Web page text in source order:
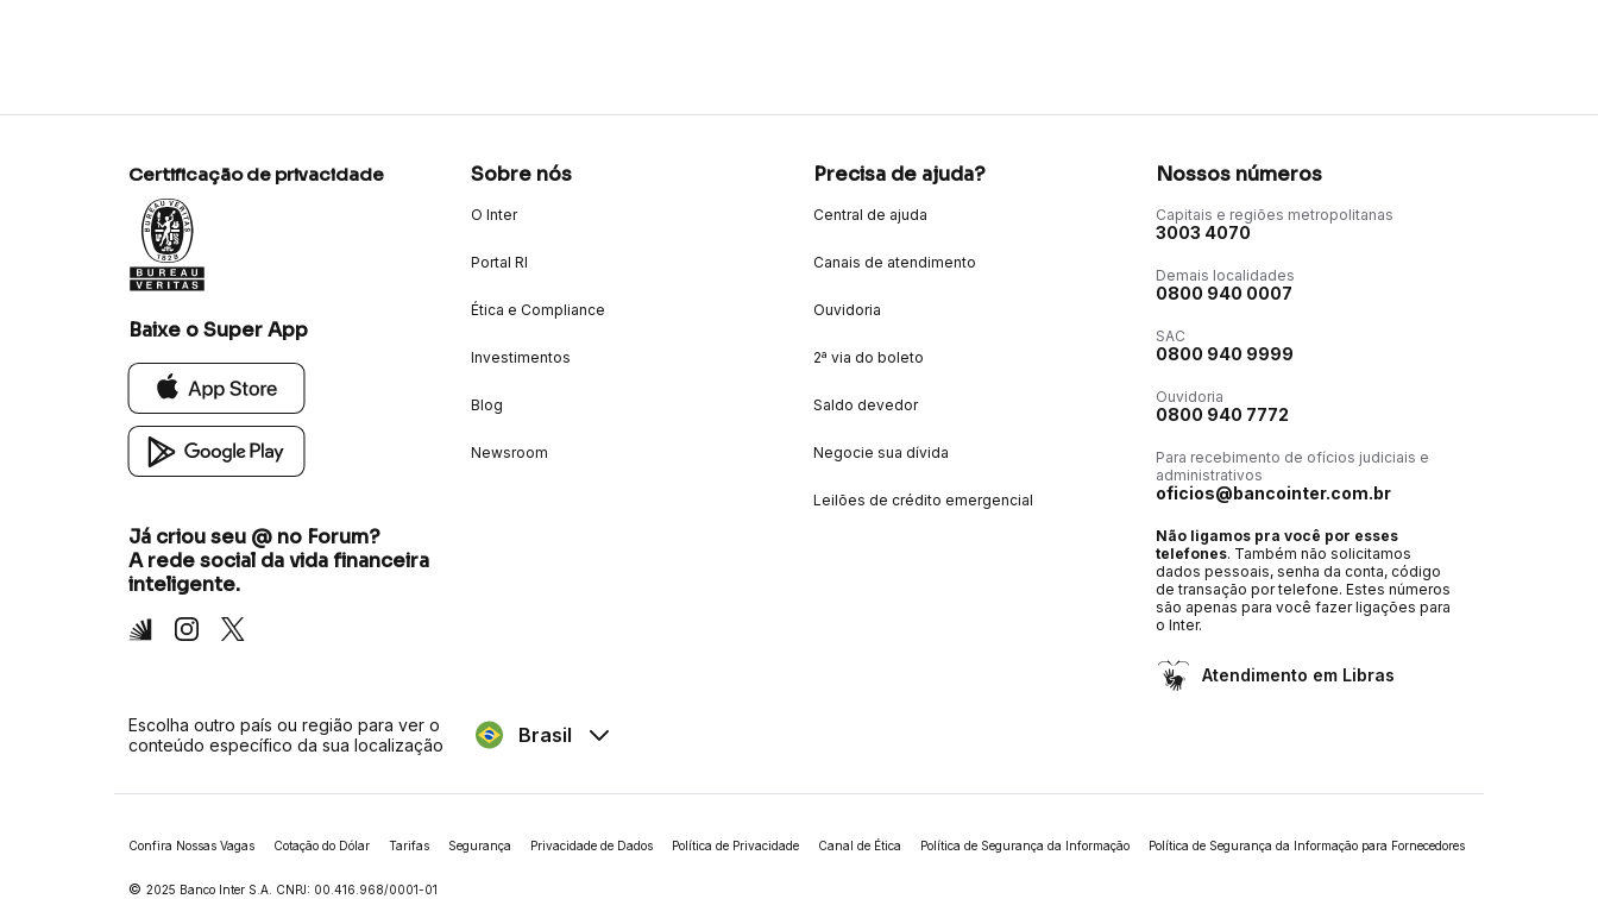
Certificação de privacidade
Baixe o Super App
Já criou seu @ no Forum?
A rede social da vida financeira
inteligente.
Inter Instagram
X
Sobre nós
O Inter
Portal RI
Ética e Compliance
Investimentos
Blog
Newsroom
Precisa de ajuda?
Central de ajuda
Canais de atendimento
Ouvidoria
2ª via do boleto
Saldo devedor
Negocie sua dívida
Leilões de crédito emergencial
Nossos números
Capitais e regiões metropolitanas
3003 4070
Demais localidades
0800 940 0007
SAC
0800 940 9999
Ouvidoria
0800 940 7772
Para recebimento de ofícios judiciais e
administrativos
oficios@bancointer.com.br
Não ligamos pra você por esses
telefones. Também não solicitamos
dados pessoais, senha da conta, código
de transação por telefone. Estes números
são apenas para você fazer ligações para
o Inter.
Atendimento em Libras
Escolha outro país ou região para ver o
conteúdo específico da sua localização
Brasil
Confira Nossas Vagas Cotação do Dólar Tarifas Segurança Privacidade de Dados Política de Privacidade Canal de Ética Política de Segurança da Informação Política de Segurança da Informação para Fornecedores
© 2025 Banco Inter S.A. CNPJ: 00.416.968/0001-01